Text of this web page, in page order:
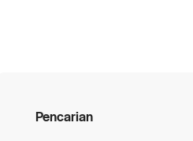
Pencarian